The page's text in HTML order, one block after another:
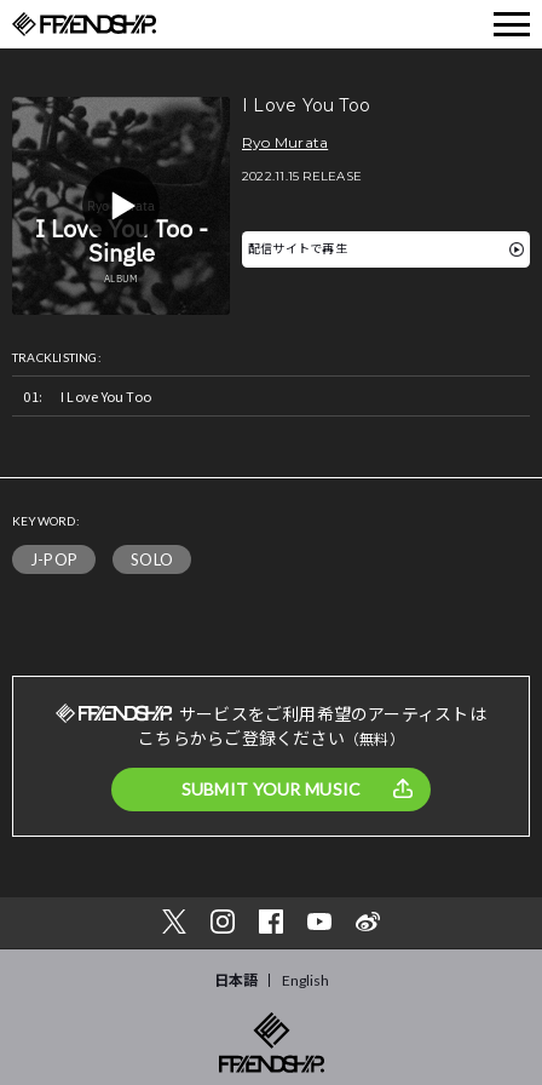
I Love You Too
Ryo Murata
2022.11.15 RELEASE
配信サイトで再生
TRACKLISTING:
I Love You Too
KEYWORD:
J-POP SOLO
サービスをご利用希望のアーティストは
こちらからご登録ください （無料）
SUBMIT YOUR MUSIC
日本語 English